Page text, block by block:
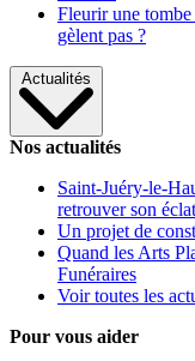
Fleurir une
gèlent pas ?
Actualités
Nos actualités
Saint-Juéry-le-
retrouver son éclat
Un projet de
Quand les Arts
Funéraires
Voir toutes les
Pour vous aider